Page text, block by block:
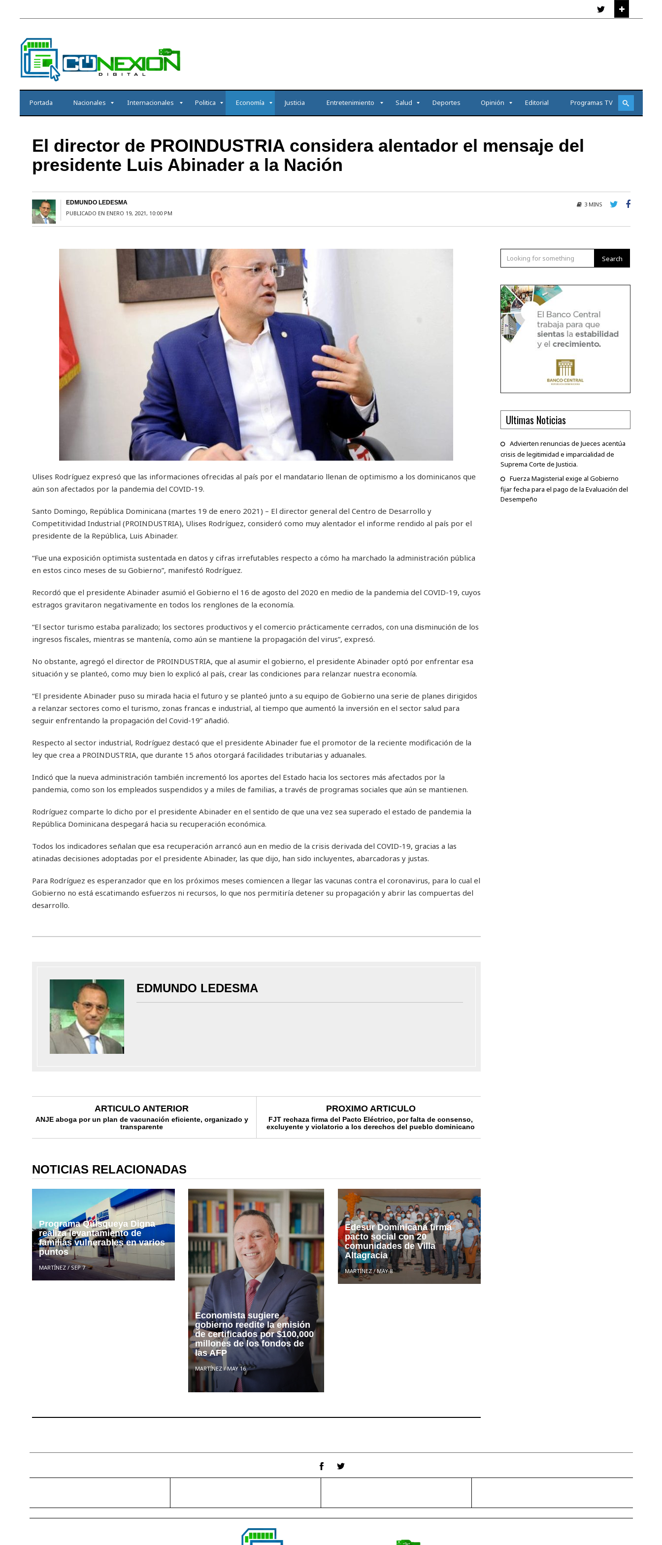
Portada Nacionales Internacionales Politica Economía Justicia Entretenimiento Salud Deportes Opinión Editorial Programas TV
El director de PROINDUSTRIA considera alentador el mensaje del
presidente Luis Abinader a la Nación
EDMUNDO LEDESMA
PUBLICADO EN ENERO 19, 2021, 10:00 PM
3 MINS
Ulises Rodríguez expresó que las informaciones ofrecidas al país por el mandatario llenan de optimismo a los dominicanos que
aún son afectados por la pandemia del COVID-19.
Santo Domingo, República Dominicana (martes 19 de enero 2021) – El director general del Centro de Desarrollo y
Competitividad Industrial (PROINDUSTRIA), Ulises Rodríguez, consideró como muy alentador el informe rendido al país por el
presidente de la República, Luis Abinader.
“Fue una exposición optimista sustentada en datos y cifras irrefutables respecto a cómo ha marchado la administración pública
en estos cinco meses de su Gobierno”, manifestó Rodríguez.
Recordó que el presidente Abinader asumió el Gobierno el 16 de agosto del 2020 en medio de la pandemia del COVID-19, cuyos
estragos gravitaron negativamente en todos los renglones de la economía.
“El sector turismo estaba paralizado; los sectores productivos y el comercio prácticamente cerrados, con una disminución de los
ingresos fiscales, mientras se mantenía, como aún se mantiene la propagación del virus”, expresó.
No obstante, agregó el director de PROINDUSTRIA, que al asumir el gobierno, el presidente Abinader optó por enfrentar esa
situación y se planteó, como muy bien lo explicó al país, crear las condiciones para relanzar nuestra economía.
“El presidente Abinader puso su mirada hacia el futuro y se planteó junto a su equipo de Gobierno una serie de planes dirigidos
a relanzar sectores como el turismo, zonas francas e industrial, al tiempo que aumentó la inversión en el sector salud para
seguir enfrentando la propagación del Covid-19” añadió.
Respecto al sector industrial, Rodríguez destacó que el presidente Abinader fue el promotor de la reciente modificación de la
ley que crea a PROINDUSTRIA, que durante 15 años otorgará facilidades tributarias y aduanales.
Indicó que la nueva administración también incrementó los aportes del Estado hacia los sectores más afectados por la
pandemia, como son los empleados suspendidos y a miles de familias, a través de programas sociales que aún se mantienen.
Rodríguez comparte lo dicho por el presidente Abinader en el sentido de que una vez sea superado el estado de pandemia la
República Dominicana despegará hacia su recuperación económica.
Todos los indicadores señalan que esa recuperación arrancó aun en medio de la crisis derivada del COVID-19, gracias a las
atinadas decisiones adoptadas por el presidente Abinader, las que dijo, han sido incluyentes, abarcadoras y justas.
Para Rodríguez es esperanzador que en los próximos meses comiencen a llegar las vacunas contra el coronavirus, para lo cual el
Gobierno no está escatimando esfuerzos ni recursos, lo que nos permitiría detener su propagación y abrir las compuertas del
desarrollo.
EDMUNDO LEDESMA
ARTICULO ANTERIOR
ANJE aboga por un plan de vacunación eficiente, organizado y
transparente
PROXIMO ARTICULO
FJT rechaza firma del Pacto Eléctrico, por falta de consenso,
excluyente y violatorio a los derechos del pueblo dominicano
NOTICIAS RELACIONADAS
Programa Quisqueya Digna
realiza levantamiento de
familias vulnerables en varios
puntos
MARTÍNEZ /SEP 7
Economista sugiere
gobierno reedite la emisión
de certificados por $100,000
millones de los fondos de
las AFP
MARTÍNEZ/ MAY 16
Edesur Dominicana firma
pacto social con 20
comunidades de Villa
Altagracia
MARTÍNEZ/MAY 8
Search
Ultimas Noticias
Advierten renuncias de Jueces acentúa
crisis de legitimidad e imparcialidad de
Suprema Corte de Justicia.
Fuerza Magisterial exige al Gobierno
fijar fecha para el pago de la Evaluación del
Desempeño